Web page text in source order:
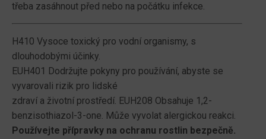
třeba zasáhnout před nebo na počátku infekce.
H410 Vysoce toxický pro vodní organismy, s
dlouhodobými účinky.
EUH401 Dodržujte pokyny pro používání, abyste se
vyvarovali rizik pro lidské
zdraví a životní prostředí. EUH208 Obsahuje 1,2-
benzisothiazol-3-one. Může vyvolat alergickou reakci.
Používejte přípravky na ochranu rostlin bezpečně.